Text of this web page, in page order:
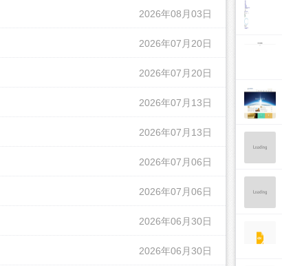
2026年08月03日
2026年07月20日
2026年07月20日
2026年07月13日
2026年07月13日
2026年07月06日
2026年07月06日
2026年06月30日
2026年06月30日